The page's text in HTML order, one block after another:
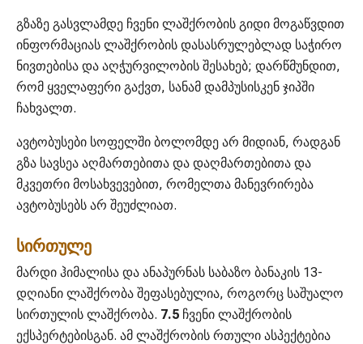
გზაზე გასვლამდე ჩვენი ლაშქრობის გიდი მოგაწვდით
ინფორმაციას ლაშქრობის დასასრულებლად საჭირო
ნივთებისა და აღჭურვილობის შესახებ; დარწმუნდით,
რომ ყველაფერი გაქვთ, სანამ დამპუსისკენ ჯიპში
ჩახვალთ.
ავტობუსები სოფელში ბოლომდე არ მიდიან, რადგან
გზა სავსეა აღმართებითა და დაღმართებითა და
მკვეთრი მოსახვევებით, რომელთა მანევრირება
ავტობუსებს არ შეუძლიათ.
სირთულე
მარდი ჰიმალისა და ანაპურნას საბაზო ბანაკის 13-
დღიანი ლაშქრობა შეფასებულია, როგორც საშუალო
სირთულის ლაშქრობა. 7.5 ჩვენი ლაშქრობის
ექსპერტებისგან. ამ ლაშქრობის რთული ასპექტებია